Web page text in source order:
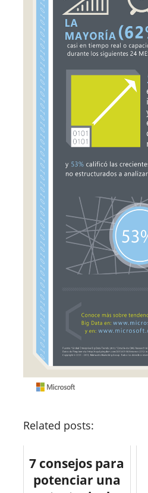
Related posts:
7 consejos para
potenciar una